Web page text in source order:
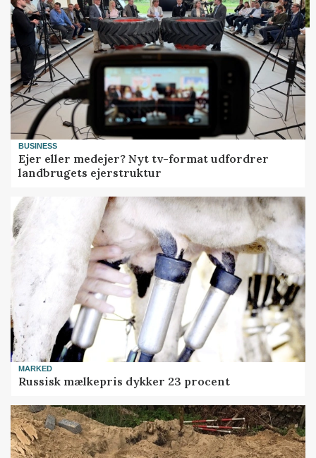
BUSINESS
Ejer eller medejer? Nyt tv-format udfordrer
landbrugets ejerstruktur
MARKED
Russisk mælkepris dykker 23 procent